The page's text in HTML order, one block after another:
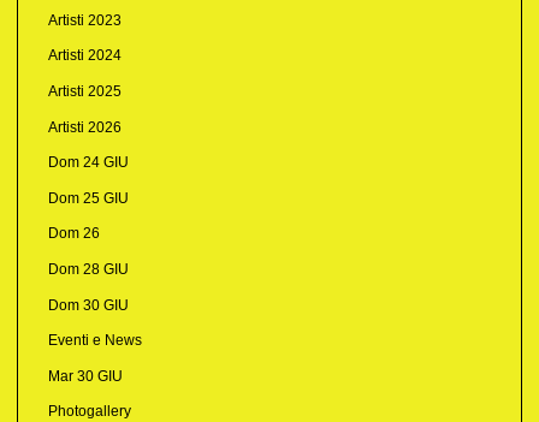
Artisti 2023
Artisti 2024
Artisti 2025
Artisti 2026
Dom 24 GIU
Dom 25 GIU
Dom 26
Dom 28 GIU
Dom 30 GIU
Eventi e News
Mar 30 GIU
Photogallery